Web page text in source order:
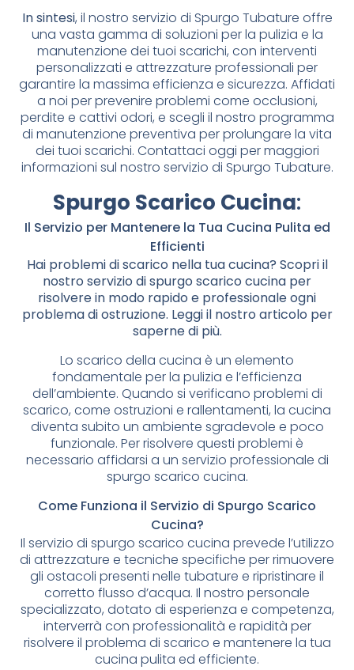
In sintesi, il nostro servizio di Spurgo Tubature offre
una vasta gamma di soluzioni per la pulizia e la
manutenzione dei tuoi scarichi, con interventi
personalizzati e attrezzature professionali per
garantire la massima efficienza e sicurezza. Affidati
a noi per prevenire problemi come occlusioni,
perdite e cattivi odori, e scegli il nostro programma
di manutenzione preventiva per prolungare la vita
dei tuoi scarichi. Contattaci oggi per maggiori
informazioni sul nostro servizio di Spurgo Tubature.
Spurgo Scarico Cucina:
Il Servizio per Mantenere la Tua Cucina Pulita ed
Efficienti
Hai problemi di scarico nella tua cucina? Scopri il
nostro servizio di spurgo scarico cucina per
risolvere in modo rapido e professionale ogni
problema di ostruzione. Leggi il nostro articolo per
saperne di più.
Lo scarico della cucina è un elemento
fondamentale per la pulizia e l’efficienza
dell’ambiente. Quando si verificano problemi di
scarico, come ostruzioni e rallentamenti, la cucina
diventa subito un ambiente sgradevole e poco
funzionale. Per risolvere questi problemi è
necessario affidarsi a un servizio professionale di
spurgo scarico cucina.
Come Funziona il Servizio di Spurgo Scarico
Cucina?
Il servizio di spurgo scarico cucina prevede l’utilizzo
di attrezzature e tecniche specifiche per rimuovere
gli ostacoli presenti nelle tubature e ripristinare il
corretto flusso d’acqua. Il nostro personale
specializzato, dotato di esperienza e competenza,
interverrà con professionalità e rapidità per
risolvere il problema di scarico e mantenere la tua
cucina pulita ed efficiente.